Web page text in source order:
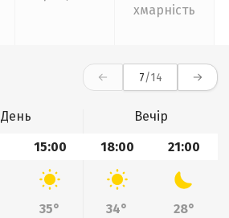
хмарність
7/14
День
Вечір
15:00 18:00 21:00
35° 34°
28°